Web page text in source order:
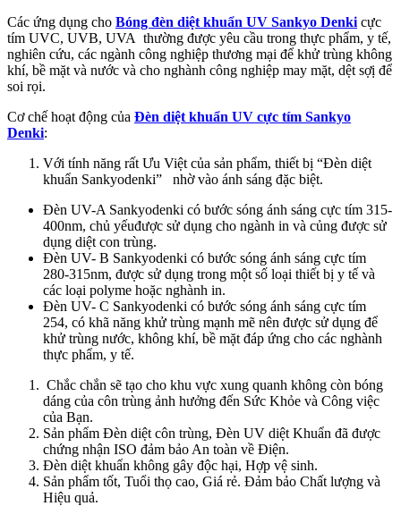
Các ứng dụng cho Bóng đèn diệt khuẩn UV Sankyo Denki cực
tím UVC, UVB, UVA thường được yêu cầu trong thực phẩm, y tế,
nghiên cứu, các ngành công nghiệp thương mại để khử trùng không
khí, bề mặt và nước và cho nghành công nghiệp may mặt, dệt sợị để
soi rọi.
Cơ chế hoạt động của Đèn diệt khuẩn UV cực tím Sankyo
Denki:
Với tính năng rất Ưu Việt của sản phẩm, thiết bị “Đèn diệt
khuẩn Sankyodenki” nhờ vào ánh sáng đặc biệt.
Đèn UV-A Sankyodenki có bước sóng ánh sáng cực tím 315-
400nm, chủ yếuđược sử dụng cho ngành in và củng được sử
dụng diệt con trùng.
Đèn UV- B Sankyodenki có bước sóng ánh sáng cực tím
280-315nm, được sử dụng trong một số loại thiết bị y tế và
các loại polyme hoặc nghành in.
Đèn UV- C Sankyodenki có bước sóng ánh sáng cực tím
254, có khã năng khử trùng mạnh mẽ nên được sử dụng để
khử trùng nước, không khí, bề mặt đáp ứng cho các nghành
thực phẩm, y tế.
Chắc chắn sẽ tạo cho khu vực xung quanh không còn bóng
dáng của côn trùng ảnh hưởng đến Sức Khỏe và Công việc
của Bạn.
Sản phẩm Đèn diệt côn trùng, Đèn UV diệt Khuẩn đã được
chứng nhận ISO đảm bảo An toàn về Điện.
Đèn diệt khuẩn không gây độc hại, Hợp vệ sinh.
Sản phẩm tốt, Tuổi thọ cao, Giá rẻ. Đảm bảo Chất lượng và
Hiệu quả.